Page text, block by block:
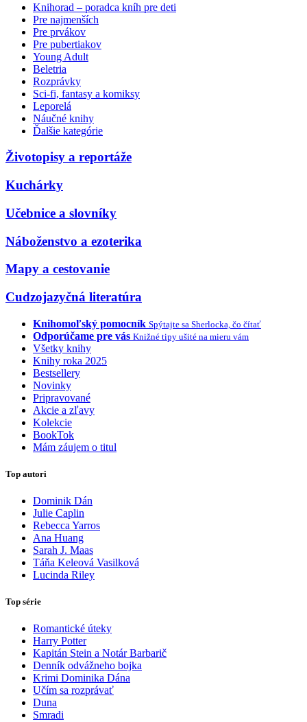
Knihorad – poradca kníh pre deti
Pre najmenších
Pre prvákov
Pre pubertiakov
Young Adult
Beletria
Rozprávky
Sci-fi, fantasy a komiksy
Leporelá
Náučné knihy
Ďalšie kategórie
Životopisy a reportáže
Kuchárky
Učebnice a slovníky
Náboženstvo a ezoterika
Mapy a cestovanie
Cudzojazyčná literatúra
Knihomoľský pomocník Spýtajte sa Sherlocka, čo čítať
Odporúčame pre vás Knižné tipy ušité na mieru vám
Všetky knihy
Knihy roka 2025
Bestsellery
Novinky
Pripravované
Akcie a zľavy
Kolekcie
BookTok
Mám záujem o titul
Top autori
Dominik Dán
Julie Caplin
Rebecca Yarros
Ana Huang
Sarah J. Maas
Táňa Keleová Vasilková
Lucinda Riley
Top série
Romantické úteky
Harry Potter
Kapitán Stein a Notár Barbarič
Denník odvážneho bojka
Krimi Dominika Dána
Učím sa rozprávať
Duna
Smradi